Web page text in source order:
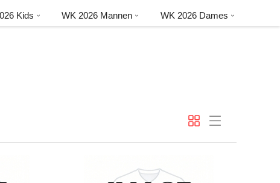
Kids WK 2026 Mannen WK 2026 Dames